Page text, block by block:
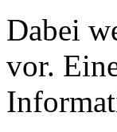
Dabei
vor.